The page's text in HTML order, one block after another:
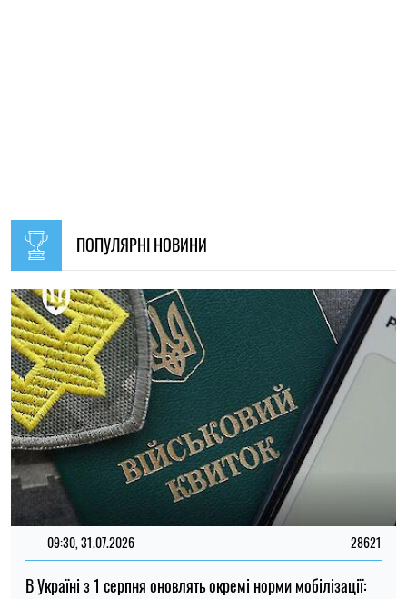
09:30, 31.07.2026
В Україні з 1 серпня оновлять окремі норми мобілізації:
що зміниться для громадян
Ірина Де Люсто